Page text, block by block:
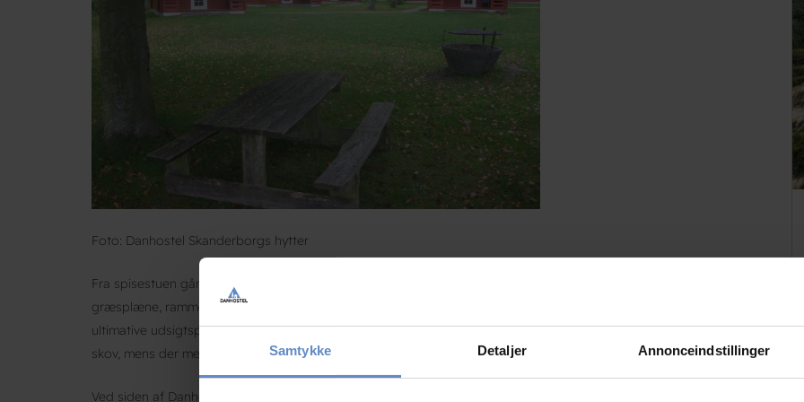
Samtykke Detaljer Annonceindstillinger
Foto: Danhostel Skanderborgs hytter
Fra spisestuen går en dobbeltdør ud til en terrasse, og lader man blikket vandre nedover hostelets store
græsplæne, rammer man søbredden og den T-formede badebro, hvor to bænke alleryderst bruges som det
ultimative udsigtspunkt over den Skanderborg Sø. Grønne marker på den modsatte bred er pyntet med klatter af
skov, mens der med let hånd er strøet huse ud på de skråninger, der ruller ned mod søen.
Ved siden af Danhostel Skanderborgs hovedhus er der bygget 10 hytter, hvoraf de seks er bygget af Egon